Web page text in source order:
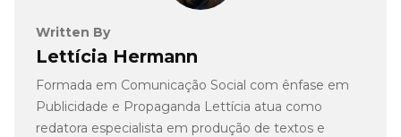
Written By
Lettícia Hermann
Formada em Comunicação Social com ênfase em
Publicidade e Propaganda Lettícia atua como
redatora especialista em produção de textos e